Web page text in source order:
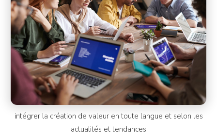
intégrer la création de valeur en toute langue et selon les
actualités et tendances